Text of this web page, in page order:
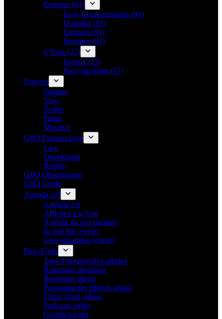
Essonne (91)
Évry-Courcouronnes (91)
Dourdan (91)
Limours (91)
Etampes (91)
L’Eure (27)
Evreux (27)
Pacy-sur-Eure (27)
Univers
Stampa
Vivo
Scritto
Firma
Mosaico
GSO Parisien Live
Live
OpenRoom
Replay
GSO Observatoire
GSO Guide
Agenda 2.0
Agenda 2.0
Affiches à la Une
Agenda du gso parisien
In real life (event)
Live streaming (event)
Plus d’info
Tour d’horizon des articles
Reportage premium
Reportage photo
Panorama des albums photo
Ultras short vidéos
Podcasts vidéo
Grands invités